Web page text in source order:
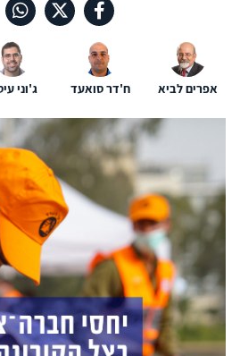
אפרים לביא ח'דר סואעד ג'וני